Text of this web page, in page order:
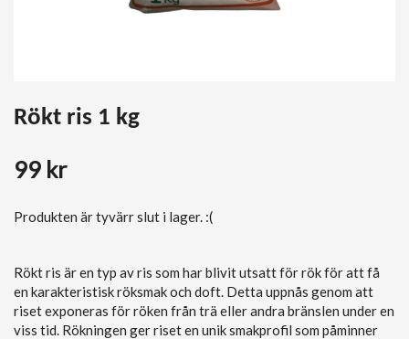
Rökt ris 1 kg
99 kr
Produkten är tyvärr slut i lager. :(
Rökt ris är en typ av ris som har blivit utsatt för rök för att få
en karakteristisk röksmak och doft. Detta uppnås genom att
riset exponeras för röken från trä eller andra bränslen under en
viss tid. Rökningen ger riset en unik smakprofil som påminner